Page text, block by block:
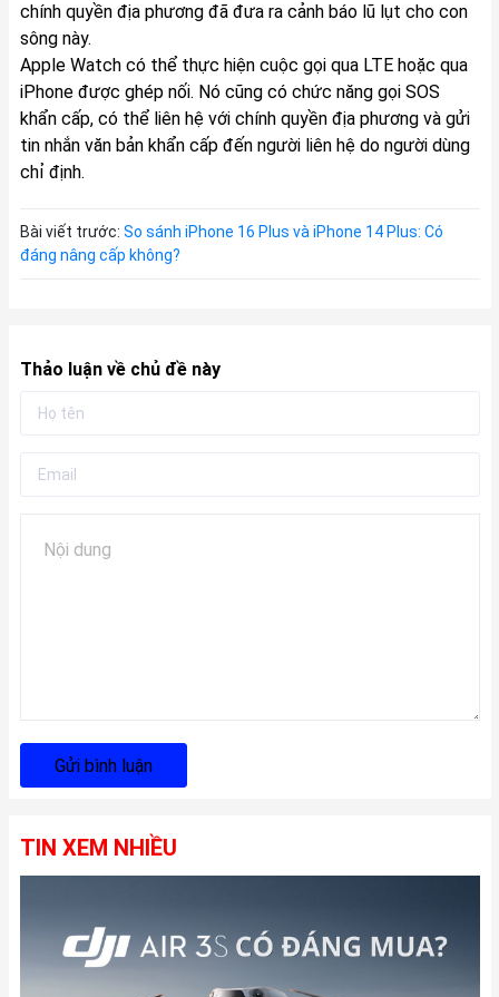
chính quyền địa phương đã đưa ra cảnh báo lũ lụt cho con
sông này.
Apple Watch có thể thực hiện cuộc gọi qua LTE hoặc qua
iPhone được ghép nối. Nó cũng có chức năng gọi SOS
khẩn cấp, có thể liên hệ với chính quyền địa phương và gửi
tin nhắn văn bản khẩn cấp đến người liên hệ do người dùng
chỉ định.
Bài viết trước: So sánh iPhone 16 Plus và iPhone 14 Plus: Có
đáng nâng cấp không?
Thảo luận về chủ đề này
Gửi bình luận
TIN XEM NHIỀU